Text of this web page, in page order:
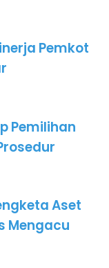
Pemkot
Pemilihan
Aset
Mengacu